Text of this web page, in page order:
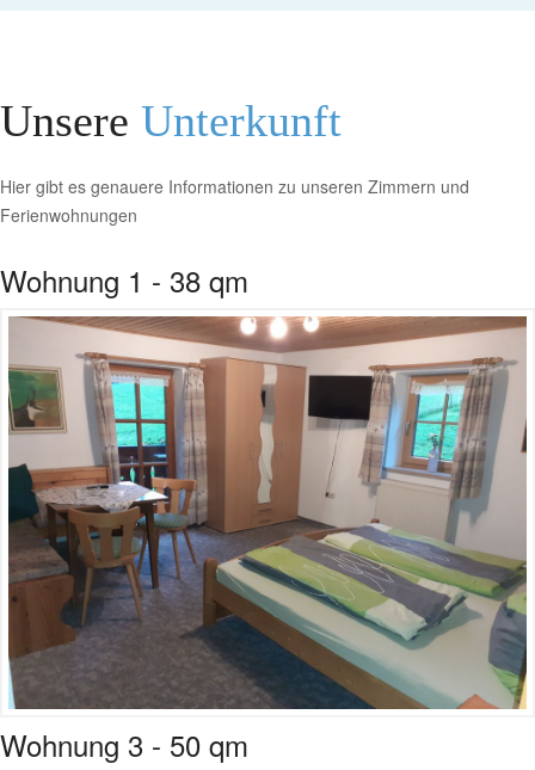
Unsere Unterkunft
Hier gibt es genauere Informationen zu unseren Zimmern und
Ferienwohnungen
Wohnung 1 - 38 qm
Wohnung 3 - 50 qm